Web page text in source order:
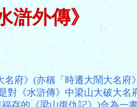
滸外傳》
府》(亦稱「時遷大鬧大名
《水滸傳》中梁山大破大